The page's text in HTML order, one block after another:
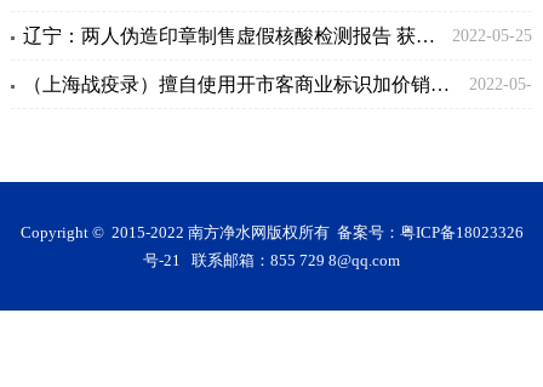
辽宁：两人伪造印章制售虚假核酸检测报告 获刑10个月 2022-05-25
（上海战疫录）擅自使用开市客商业标识加价销售 上海一公司拟被立案调查 2022-05-
Copyright © 2015-2022 南方净水网版权所有 备案号： 粤ICP备18023326
号-21 联系邮箱：855 729 8@qq.com